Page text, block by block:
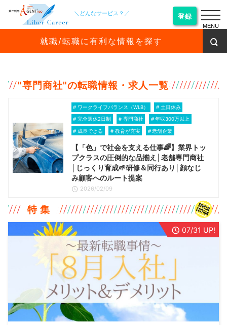
＼どんなサービス？／ 登録
就職/転職に有利な情報を探す
"専門商社"の転職情報・求人一覧
ワークライフバランス（WLB） 土日休み
完全週休2日制 専門商社 年収300万以上
成長できる 教育が充実 老舗企業
【「色」で社会を支える仕事🌈】業界トッ
プクラスの圧倒的な品揃え│老舗専門商社
│じっくり育成🌱研修＆同行あり│顔なじ
み顧客へのルート提案
2026/02/09
特 集
07/31 UP!
MENU